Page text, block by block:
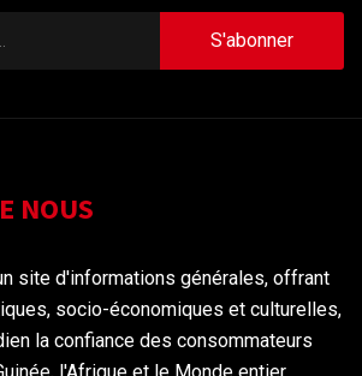
S'abonner
NOUS
site d'informations générales, offrant
socio-économiques et culturelles,
la confiance des consommateurs
l'Afrique et le Monde entier